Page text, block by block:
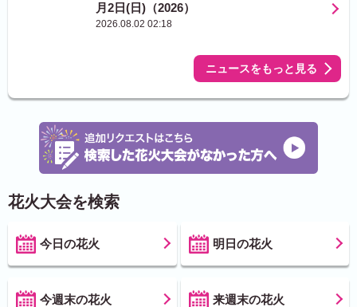
月2日(日)（2026）
2026.08.02 02:18
ニュースをもっと見る
花火大会を検索
今日の花火 明日の花火
今週末の花火 来週末の花火